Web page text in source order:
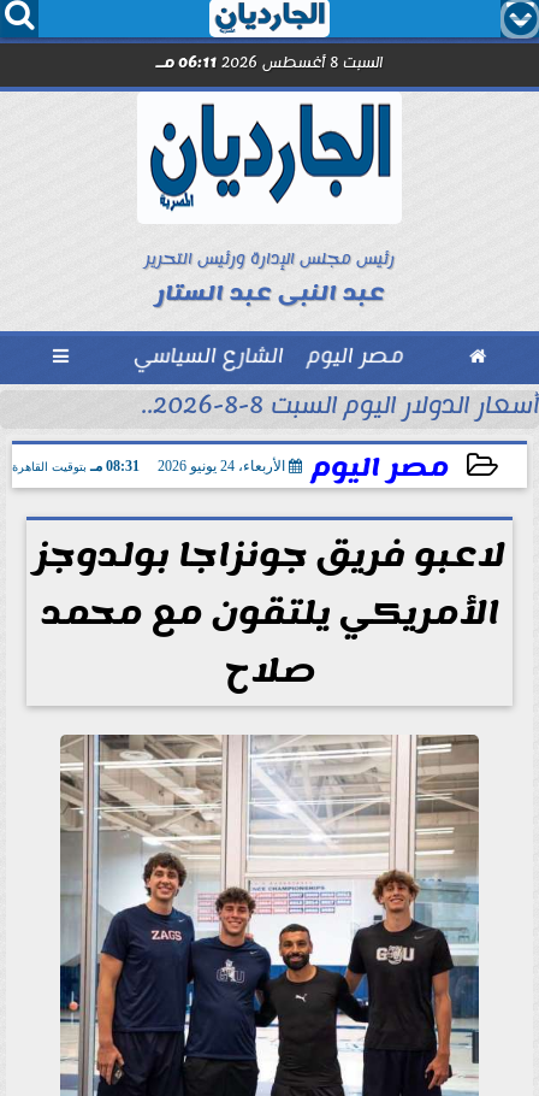
  
السبت 8 أغسطس 2026 06:11 مـ
رئيس مجلس الإدارة ورئيس التحرير
عبد النبى عبد الستار
 مصر اليوم الشارع السياسي 
أسعار الدولار اليوم السبت 8-8-2026..
مصر اليوم الأربعاء، 24 يونيو 2026 08:31 مـ بتوقيت القاهرة
2026-06-24 20:31:11
لاعبو فريق جونزاجا بولدوجز
الأمريكي يلتقون مع محمد
صلاح